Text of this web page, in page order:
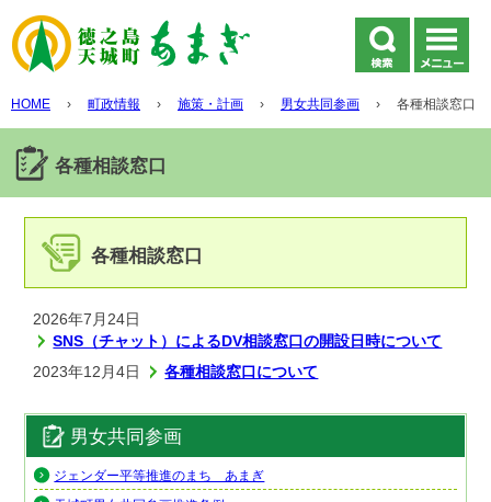
HOME › 町政情報 › 施策・計画 › 男女共同参画 › 各種相談窓口
各種相談窓口
各種相談窓口
2026年7月24日
SNS（チャット）によるDV相談窓口の開設日時について
2023年12月4日
各種相談窓口について
男女共同参画
ジェンダー平等推進のまち あまぎ